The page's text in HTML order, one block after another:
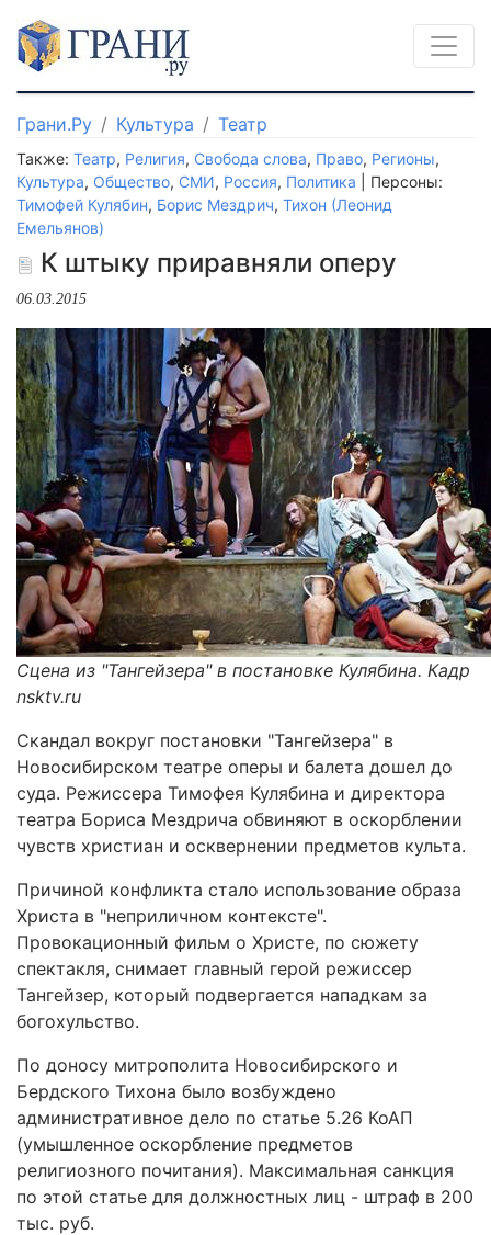
Грани.Ру Культура Театр
Также: Театр, Религия, Свобода слова, Право, Регионы,
Культура, Общество, СМИ, Россия, Политика | Персоны:
Тимофей Кулябин, Борис Мездрич, Тихон (Леонид
Емельянов)
К штыку приравняли оперу
06.03.2015
Сцена из "Тангейзера" в постановке Кулябина. Кадр
nsktv.ru
Скандал вокруг постановки "Тангейзера" в
Новосибирском театре оперы и балета дошел до
суда. Режиссера Тимофея Кулябина и директора
театра Бориса Мездрича обвиняют в оскорблении
чувств христиан и осквернении предметов культа.
Причиной конфликта стало использование образа
Христа в "неприличном контексте".
Провокационный фильм о Христе, по сюжету
спектакля, снимает главный герой режиссер
Тангейзер, который подвергается нападкам за
богохульство.
По доносу митрополита Новосибирского и
Бердского Тихона было возбуждено
административное дело по статье 5.26 КоАП
(умышленное оскорбление предметов
религиозного почитания). Максимальная санкция
по этой статье для должностных лиц - штраф в 200
тыс. руб.